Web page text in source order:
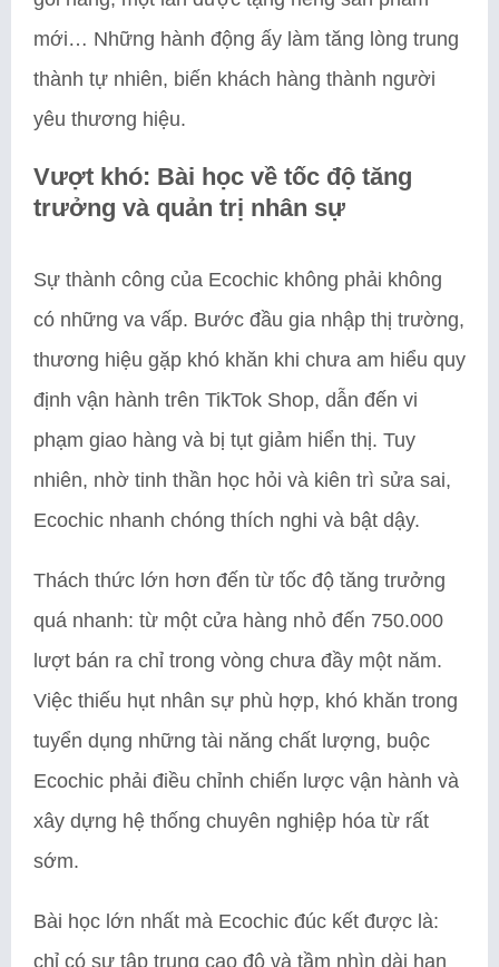
mới… Những hành động ấy làm tăng lòng trung
thành tự nhiên, biến khách hàng thành người
yêu thương hiệu.
Vượt khó: Bài học về tốc độ tăng
trưởng và quản trị nhân sự
Sự thành công của Ecochic không phải không
có những va vấp. Bước đầu gia nhập thị trường,
thương hiệu gặp khó khăn khi chưa am hiểu quy
định vận hành trên TikTok Shop, dẫn đến vi
phạm giao hàng và bị tụt giảm hiển thị. Tuy
nhiên, nhờ tinh thần học hỏi và kiên trì sửa sai,
Ecochic nhanh chóng thích nghi và bật dậy.
Thách thức lớn hơn đến từ tốc độ tăng trưởng
quá nhanh: từ một cửa hàng nhỏ đến 750.000
lượt bán ra chỉ trong vòng chưa đầy một năm.
Việc thiếu hụt nhân sự phù hợp, khó khăn trong
tuyển dụng những tài năng chất lượng, buộc
Ecochic phải điều chỉnh chiến lược vận hành và
xây dựng hệ thống chuyên nghiệp hóa từ rất
sớm.
Bài học lớn nhất mà Ecochic đúc kết được là:
chỉ có sự tập trung cao độ và tầm nhìn dài hạn